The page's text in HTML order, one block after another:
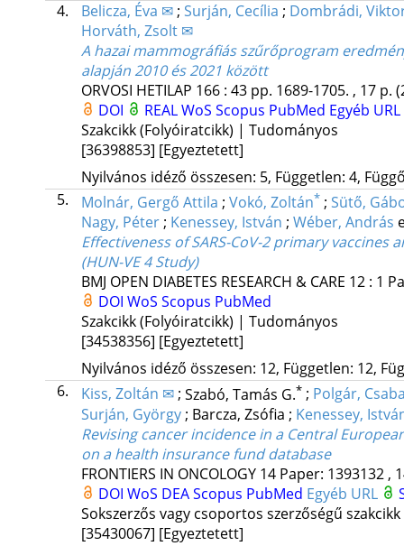
4.
Belicza, Éva ✉ ; Surján, Cecília ; Dombrádi,
Horváth, Zsolt ✉
A hazai mammográfiás szűrőprogram
alapján 2010 és 2021 között
ORVOSI HETILAP 166: 43 pp. 1689-1705. , 17 p.
DOI
REALWoS Scopus PubMed Egyéb URL
Szakcikk (Folyóiratcikk) | Tudományos
[36398853] [Egyeztetett]
Nyilvános idéző összesen: 5, Független: 4,
5.
Molnár, Gergő Attila ; Vokó, Zoltán* ; Sütő,
Nagy, Péter; Kenessey, István ; Wéber, András
Effectiveness of SARS-CoV-2 primary
(HUN-VE 4 Study)
BMJ OPEN DIABETES RESEARCH & CARE 12: 1
DOI WoS Scopus PubMed
Szakcikk (Folyóiratcikk) | Tudományos
[34538356] [Egyeztetett]
Nyilvános idéző összesen: 12, Független: 12,
6.
Kiss, Zoltán ✉; Szabó, Tamás G.* ; Polgár,
Surján, György ; Barcza, Zsófia ; Kenessey,
Revising cancer incidence in a Central
on a health insurance fund database
FRONTIERS IN ONCOLOGY 14 Paper: 1393132 ,
DOI WoS DEAScopus PubMed Egyéb URL
Sokszerzős vagy csoportos szerzőségű
[35430067] [Egyeztetett]